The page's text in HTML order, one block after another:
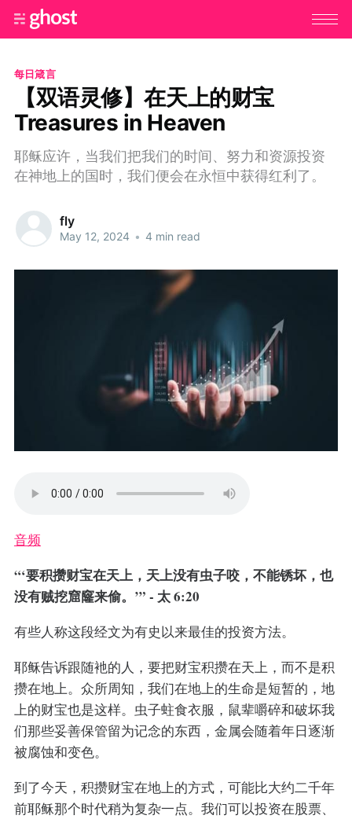
每日箴言
【双语灵修】在天上的财宝
Treasures in Heaven
耶稣应许，当我们把我们的时间、努力和资源投资
在神地上的国时，我们便会在永恒中获得红利了。
fly
May 12, 2024 • 4 min read
音频
“‘要积攒财宝在天上，天上没有虫子咬，不能锈坏，也
没有贼挖窟窿来偷。’” - 太 6:20
有些人称这段经文为有史以来最佳的投资方法。
耶稣告诉跟随衪的人，要把财宝积攒在天上，而不是积
攒在地上。众所周知，我们在地上的生命是短暂的，地
上的财宝也是这样。虫子蛀食衣服，鼠辈嚼碎和破坏我
们那些妥善保管留为记念的东西，金属会随着年日逐渐
被腐蚀和变色。
到了今天，积攒财宝在地上的方式，可能比大约二千年
前耶稣那个时代稍为复杂一点。我们可以投资在股票、